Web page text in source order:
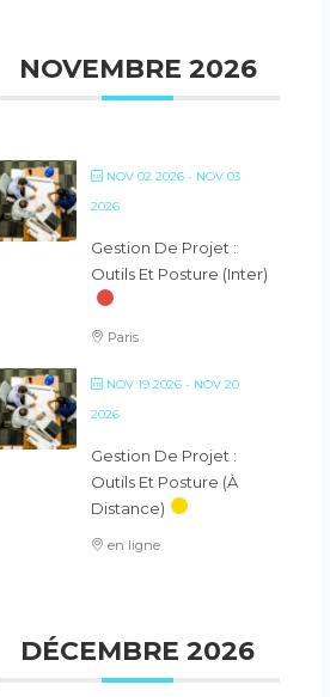
NOVEMBRE 2026
NOV 02 2026 - NOV 03
2026
Gestion De Projet :
Outils Et Posture (inter)
Paris
NOV 19 2026 - NOV 20
2026
Gestion De Projet :
Outils Et Posture (à
Distance)
en ligne
DÉCEMBRE 2026